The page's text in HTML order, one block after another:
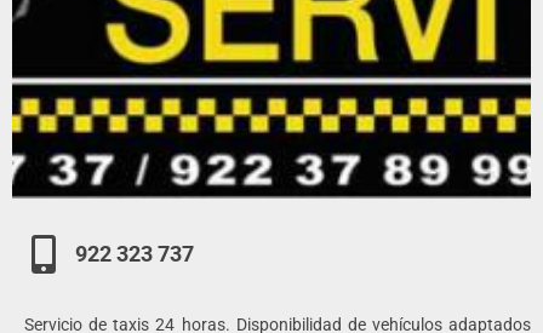
922 323 737
Servicio de taxis 24 horas. Disponibilidad de vehículos adaptados